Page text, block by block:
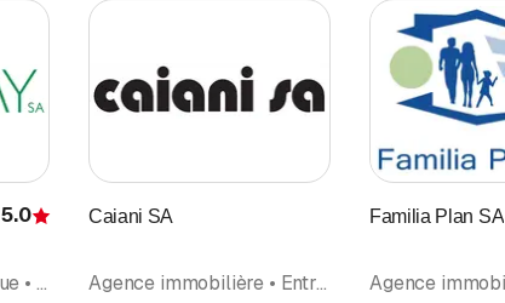
Évaluation
5.0
Construction métallique • Entreprise de Construction • Service de Construction • Entrepôts • Dépôt
Caiani SA
Agence immobilière • Entreprise de Construction • Construction et génie civil • Maçonnerie
Familia Plan SA